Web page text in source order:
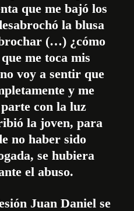
que me bajó los
la blusa
(…) ¿cómo
me toca mis
voy a sentir que
y me
con la luz
la joven, para
no haber sido
se hubiera
el abuso.
Juan Daniel se